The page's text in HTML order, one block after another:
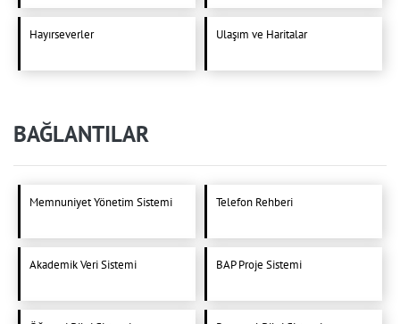
Hayırseverler Ulaşım ve Haritalar
BAĞLANTILAR
Memnuniyet Yönetim Sistemi Telefon Rehberi
Akademik Veri Sistemi BAP Proje Sistemi